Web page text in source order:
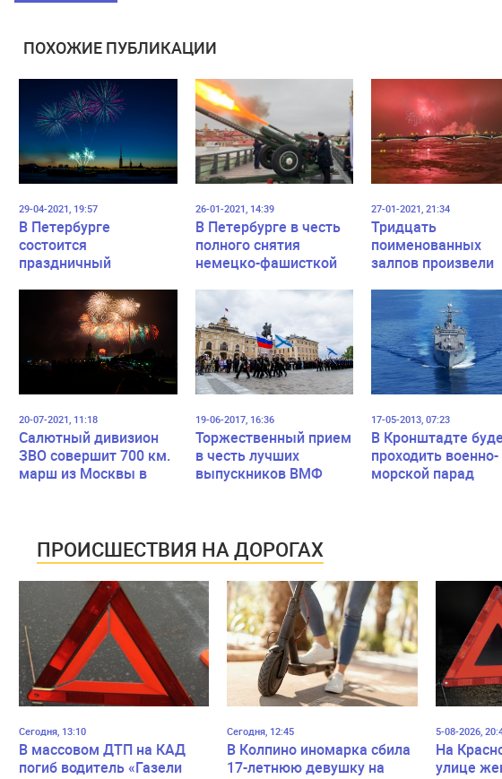
ПОХОЖИЕ ПУБЛИКАЦИИ
29-04-2021, 19:57
В Петербурге
состоится
праздничный
в ознаменование 76-й
годовщины Победы
26-01-2021, 14:39
В Петербурге в честь
полного снятия
немецко-фашисткой
Ленинграда состоится
артиллерийский
салют.
27-01-2021, 21:34
Тридцать
поименованных
залпов произвели
годовщину снятия
немецко-
блокады
20-07-2021, 11:18
Салютный дивизион
ЗВО совершит 700 км.
марш из Москвы в
артиллерийского
салюта
19-06-2017, 16:36
Торжественный прием
в честь лучших
выпускников ВМФ
17-05-2013, 07:23
В Кронштадте
проходить военно-
морской парад
ПРОИСШЕСТВИЯ НА ДОРОГАХ
Сегодня, 13:10
В массовом ДТП на КАД
погиб водитель «Газели
Сегодня, 12:45
В Колпино иномарка сбила
17-летнюю девушку на
5-08-2026,
На
улице